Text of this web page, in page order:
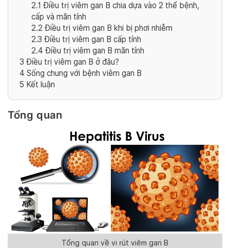
2.1 Điều trị viêm gan B chia dựa vào 2 thể bệnh,
cấp và mãn tính
2.2 Điều trị viêm gan B khi bị phơi nhiễm
2.3 Điều trị viêm gan B cấp tính
2.4 Điều trị viêm gan B mãn tính
3 Điều trị viêm gan B ở đâu?
4 Sống chung với bệnh viêm gan B
5 Kết luận
Tổng quan
Tổng quan về vi rút viêm gan B